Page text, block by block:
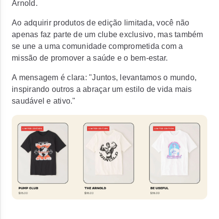
Arnold.
Ao adquirir produtos de edição limitada, você não
apenas faz parte de um clube exclusivo, mas também
se une a uma comunidade comprometida com a
missão de promover a saúde e o bem-estar.
A mensagem é clara: "Juntos, levantamos o mundo,
inspirando outros a abraçar um estilo de vida mais
saudável e ativo."